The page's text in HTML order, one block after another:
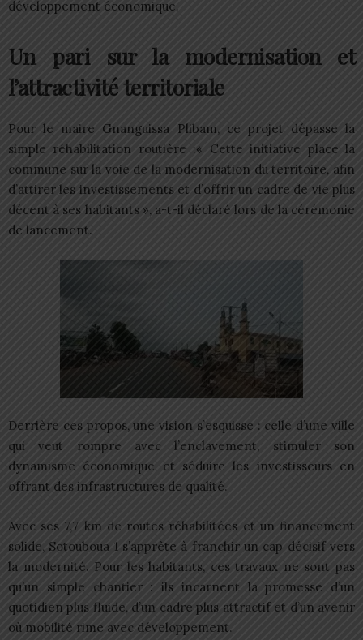
développement économique.
Un pari sur la modernisation et
l’attractivité territoriale
Pour le maire Gnanguissa Plibam, ce projet dépasse la
simple réhabilitation routière :« Cette initiative place la
commune sur la voie de la modernisation du territoire, afin
d’attirer les investissements et d’offrir un cadre de vie plus
décent à ses habitants », a-t-il déclaré lors de la cérémonie
de lancement.
Derrière ces propos, une vision s’esquisse : celle d’une ville
qui veut rompre avec l’enclavement, stimuler son
dynamisme économique et séduire les investisseurs en
offrant des infrastructures de qualité.
Avec ses 7,7 km de routes réhabilitées et un financement
solide, Sotouboua 1 s’apprête à franchir un cap décisif vers
la modernité. Pour les habitants, ces travaux ne sont pas
qu’un simple chantier : ils incarnent la promesse d’un
quotidien plus fluide, d’un cadre plus attractif et d’un avenir
où mobilité rime avec développement.